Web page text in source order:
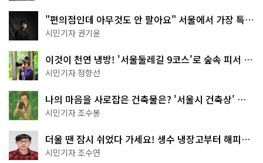
"편의점인데 아무것도 안 팔아요" 서울에서 가장 특별
한 편의점의 정체
시민기자 권기윤
이것이 천연 냉방! '서울둘레길 9코스'로 숲속 피서 떠
나볼까
시민기자 정향선
나의 마음을 사로잡은 건축물은? '서울시 건축상' 수
상작 공개!
시민기자 조수봉
더울 땐 잠시 쉬었다 가세요! 생수 냉장고부터 해피소
·무더위쉼터까지
시민기자 조수연